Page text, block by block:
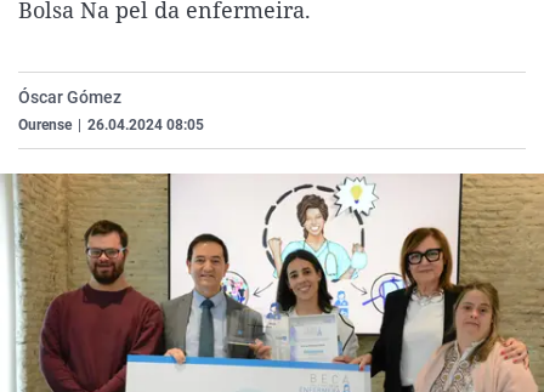
Operación Viuda
Navarra
País Vasco
Bolsa Na pel da enfermeira.
Óscar Gómez
Ourense 26.04.2024 08:05